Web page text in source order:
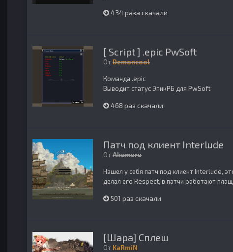
434 раза скачали
[ Script ] .epic PwSoft
ОтDemoncool
Команда .epic
Выводит статус ЭпикРБ для PwSoft
468 раз скачали
Патч под клиент Interlude
ОтAkumuru
Нашел у себя патч под клиент Interlude,
делал его Respect, в патчи работают
501 раз скачали
[Шара] Сплеш
От KaRmiN